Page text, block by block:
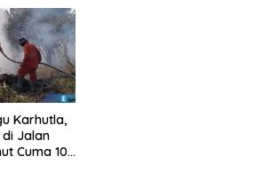
Karhutla,
Jalan
Cuma 10